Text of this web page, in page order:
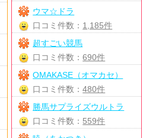
ウマ☆ドラ
口コミ件数： 1,185件
超すごい競馬
口コミ件数：690件
OMAKASE（オマカセ）
口コミ件数：480件
勝馬サプライズウルトラ
口コミ件数： 559件